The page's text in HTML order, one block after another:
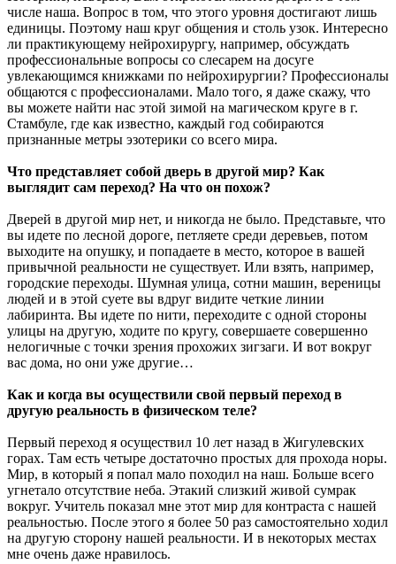
числе наша. Вопрос в том, что этого уровня достигают лишь
единицы. Поэтому наш круг общения и столь узок. Интересно
ли практикующему нейрохирургу, например, обсуждать
профессиональные вопросы со слесарем на досуге
увлекающимся книжками по нейрохирургии? Профессионалы
общаются с профессионалами. Мало того, я даже скажу, что
вы можете найти нас этой зимой на магическом круге в г.
Стамбуле, где как известно, каждый год собираются
признанные метры эзотерики со всего мира.
Что представляет собой дверь в другой мир? Как
выглядит сам переход? На что он похож?
Дверей в другой мир нет, и никогда не было. Представьте, что
вы идете по лесной дороге, петляете среди деревьев, потом
выходите на опушку, и попадаете в место, которое в вашей
привычной реальности не существует. Или взять, например,
городские переходы. Шумная улица, сотни машин, вереницы
людей и в этой суете вы вдруг видите четкие линии
лабиринта. Вы идете по нити, переходите с одной стороны
улицы на другую, ходите по кругу, совершаете совершенно
нелогичные с точки зрения прохожих зигзаги. И вот вокруг
вас дома, но они уже другие…
Как и когда вы осуществили свой первый переход в
другую реальность в физическом теле?
Первый переход я осуществил 10 лет назад в Жигулевских
горах. Там есть четыре достаточно простых для прохода норы.
Мир, в который я попал мало походил на наш. Больше всего
угнетало отсутствие неба. Этакий слизкий живой сумрак
вокруг. Учитель показал мне этот мир для контраста с нашей
реальностью. После этого я более 50 раз самостоятельно ходил
на другую сторону нашей реальности. И в некоторых местах
мне очень даже нравилось.